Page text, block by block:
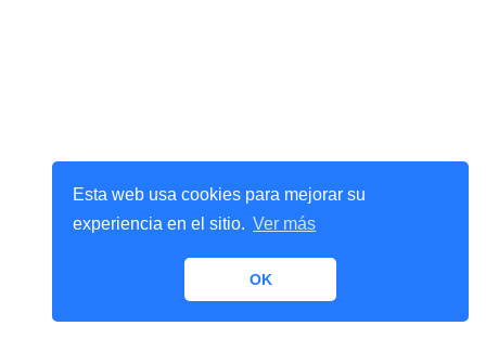
Esta web usa cookies para mejorar su
experiencia en el sitio. Ver más
OK